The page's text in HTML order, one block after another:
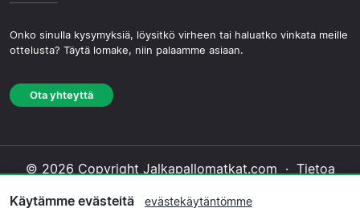
Onko sinulla kysymyksiä, löysitkö virheen tai haluatko vinkata meille
ottelusta? Täytä lomake, niin palaamme asiaan.
Ota yhteyttä
© 2026 Copyright Jalkapallomatkat.com · Tietoa
Käytämme evästeitä evästekäytäntömme